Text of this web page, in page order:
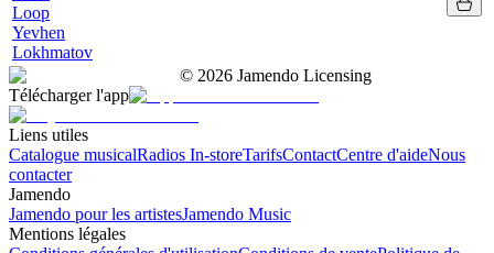
Loop
Yevhen
Lokhmatov
© 2026 Jamendo Licensing
Télécharger l'app
Liens utiles
Catalogue musicalRadios In-storeTarifsContactCentre d'aideNous
contacter
Jamendo
Jamendo pour les artistesJamendo Music
Mentions légales